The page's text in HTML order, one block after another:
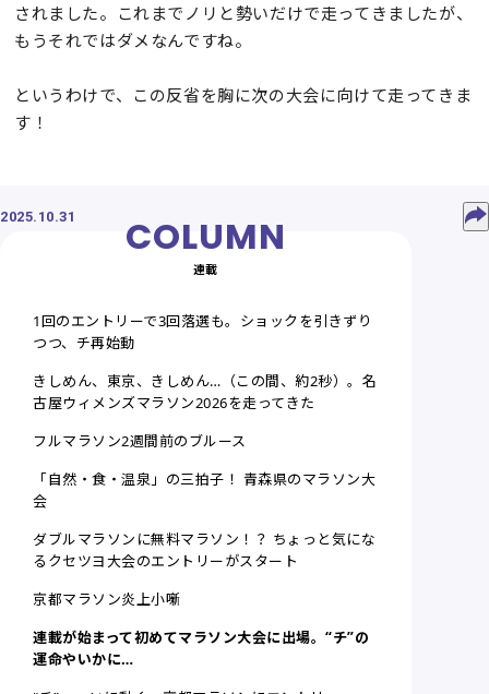
されました。これまでノリと勢いだけで走ってきましたが、
もうそれではダメなんですね。
というわけで、この反省を胸に次の大会に向けて走ってきま
す！
2025.10.31
連載
1回のエントリーで3回落選も。ショックを引きずり
つつ、チ再始動
きしめん、東京、きしめん…（この間、約2秒）。名
古屋ウィメンズマラソン2026を走ってきた
フルマラソン2週間前のブルース
「自然・食・温泉」の三拍子！ 青森県のマラソン大
会
ダブルマラソンに無料マラソン！？ ちょっと気にな
るクセツヨ大会のエントリーがスタート
京都マラソン炎上小噺
連載が始まって初めてマラソン大会に出場。“チ”の
運命やいかに…